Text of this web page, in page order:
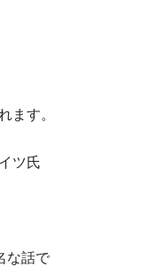
ます。
ツ氏
な話で